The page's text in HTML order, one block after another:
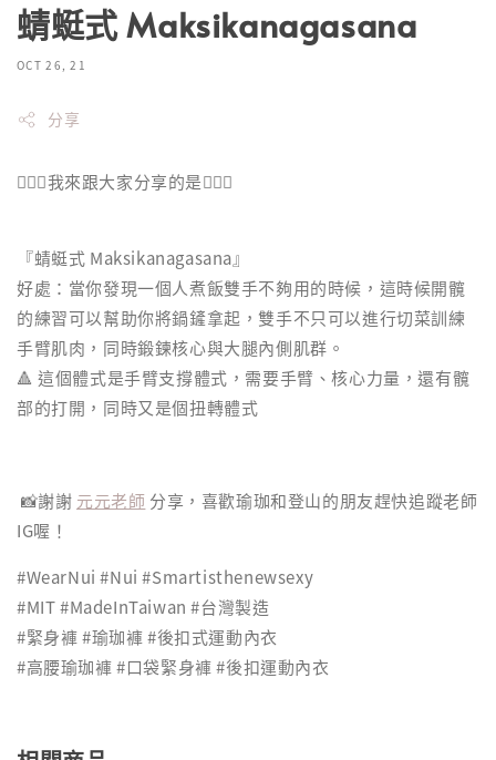
蜻蜓式 Maksikanagasana
OCT 26, 21
分享
🧘🏽‍♀️我來跟大家分享的是🧘🏽‍♀️
『蜻蜓式 Maksikanagasana』
好處：當你發現一個人煮飯雙手不夠用的時候，這時候開髖
的練習可以幫助你將鍋鏟拿起，雙手不只可以進行切菜訓練
手臂肌肉，同時鍛鍊核心與大腿內側肌群。
🔺 這個體式是手臂支撐體式，需要手臂、核心力量，還有髖
部的打開，同時又是個扭轉體式
📸謝謝 元元老師 分享，喜歡瑜珈和登山的朋友趕快追蹤老師
IG喔！
#WearNui #Nui #Smartisthenewsexy
#MIT #MadeInTaiwan #台灣製造
#緊身褲 #瑜珈褲 #後扣式運動內衣
#高腰瑜珈褲 #口袋緊身褲 #後扣運動內衣